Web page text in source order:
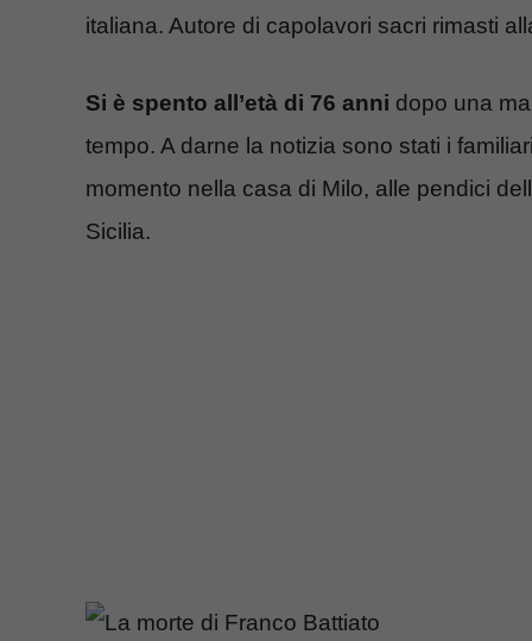
italiana. Autore di capolavori sacri rimasti
Si è spento all’età di 76 anni dopo una
tempo. A darne la notizia sono stati i
momento nella casa di Milo, alle pendici
Sicilia.